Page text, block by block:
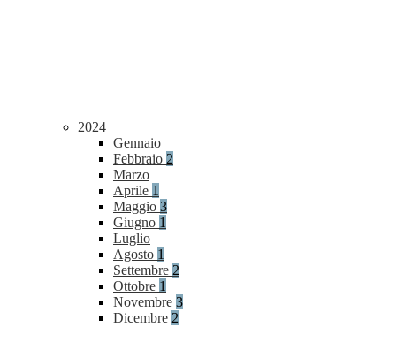
2024
Gennaio
Febbraio 2
Marzo
Aprile 1
Maggio 3
Giugno 1
Luglio
Agosto 1
Settembre 2
Ottobre 1
Novembre 3
Dicembre 2